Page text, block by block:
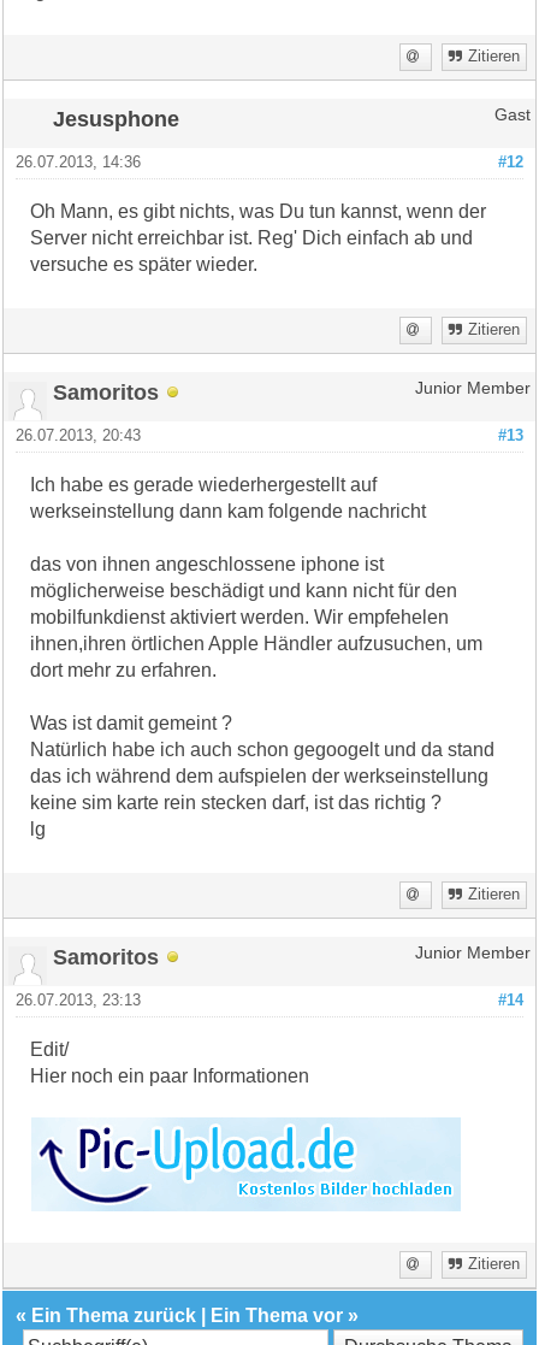
Zitieren
Jesusphone Gast
#12
26.07.2013, 14:36
Oh Mann, es gibt nichts, was Du tun kannst, wenn der
Server nicht erreichbar ist. Reg' Dich einfach ab und
versuche es später wieder.
Zitieren
Samoritos Junior Member
#13
26.07.2013, 20:43
Ich habe es gerade wiederhergestellt auf
werkseinstellung dann kam folgende nachricht
das von ihnen angeschlossene iphone ist
möglicherweise beschädigt und kann nicht für den
mobilfunkdienst aktiviert werden. Wir empfehelen
ihnen,ihren örtlichen Apple Händler aufzusuchen, um
dort mehr zu erfahren.
Was ist damit gemeint ?
Natürlich habe ich auch schon gegoogelt und da stand
das ich während dem aufspielen der werkseinstellung
keine sim karte rein stecken darf, ist das richtig ?
lg
Zitieren
Samoritos Junior Member
#14
26.07.2013, 23:13
Edit/
Hier noch ein paar Informationen
Zitieren
« Ein Thema zurück Ein Thema vor »